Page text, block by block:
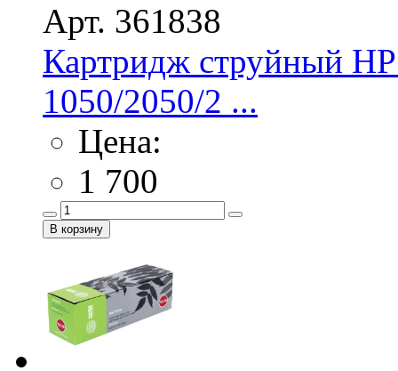
Арт. 361838
Картридж струйный
1050/2050/2 ...
Цена:
1 700